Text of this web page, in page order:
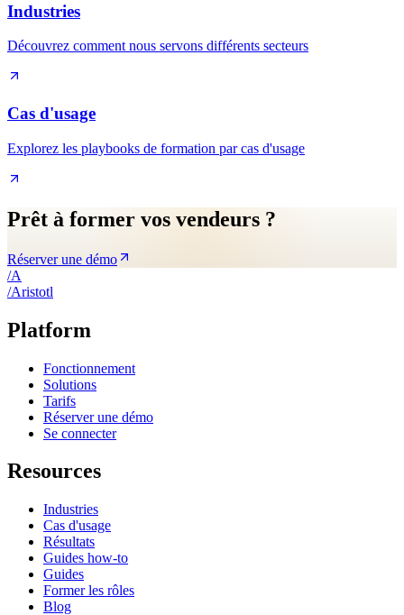
Industries
Découvrez comment nous servons différents secteurs
Cas d'usage
Explorez les playbooks de formation par cas d'usage
Prêt à former vos vendeurs ?
Réserver une démo
/A
/Aristotl
Platform
Fonctionnement
Solutions
Tarifs
Réserver une démo
Se connecter
Resources
Industries
Cas d'usage
Résultats
Guides how-to
Guides
Former les rôles
Blog